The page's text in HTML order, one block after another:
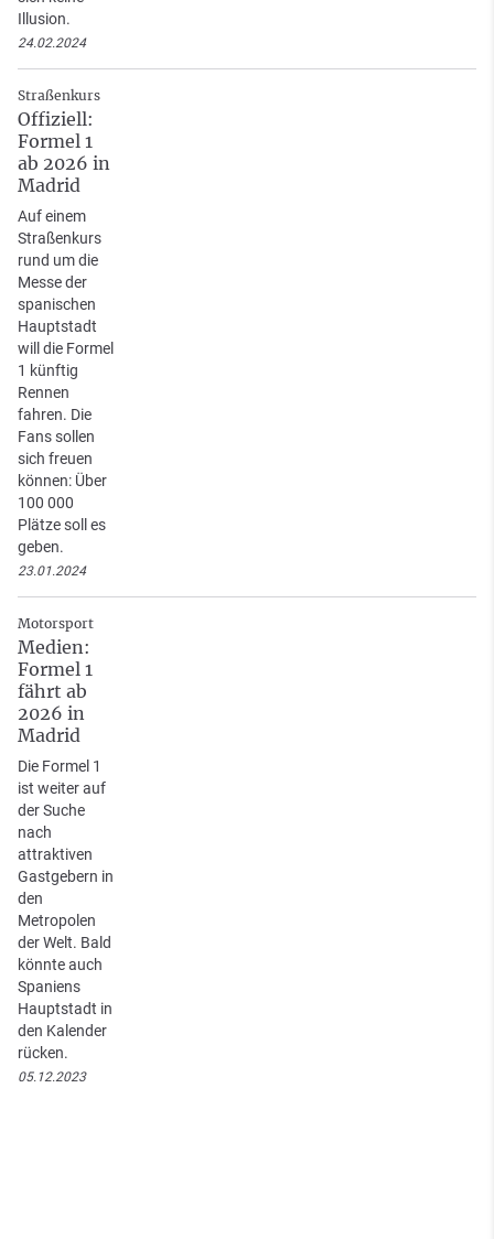
Illusion.
24.02.2024
Straßenkurs
Offiziell:
Formel 1
ab 2026 in
Madrid
Auf einem
Straßenkurs
rund um die
Messe der
spanischen
Hauptstadt
will die Formel
1 künftig
Rennen
fahren. Die
Fans sollen
sich freuen
können: Über
100 000
Plätze soll es
geben.
23.01.2024
Motorsport
Medien:
Formel 1
fährt ab
2026 in
Madrid
Die Formel 1
ist weiter auf
der Suche
nach
attraktiven
Gastgebern in
den
Metropolen
der Welt. Bald
könnte auch
Spaniens
Hauptstadt in
den Kalender
rücken.
05.12.2023